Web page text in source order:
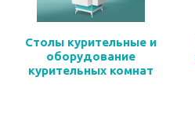
Столы курительные и
оборудование
курительных комнат